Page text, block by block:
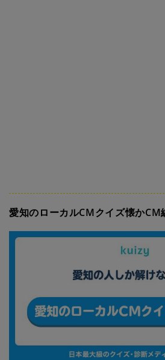
愛知のローカルCMクイズ懐かCM